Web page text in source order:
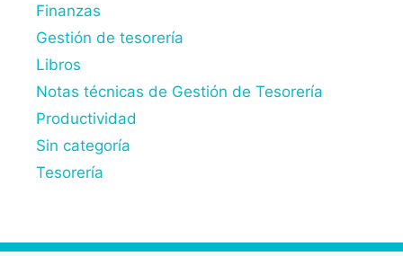
Finanzas
Gestión de tesorería
Libros
Notas técnicas de Gestión de Tesorería
Productividad
Sin categoría
Tesorería